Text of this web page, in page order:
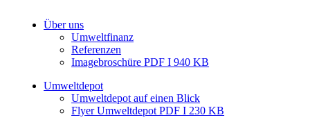
Über uns
Umweltfinanz
Referenzen
Imagebroschüre PDF I 940 KB
Umweltdepot
Umweltdepot auf einen Blick
Flyer Umweltdepot PDF I 230 KB